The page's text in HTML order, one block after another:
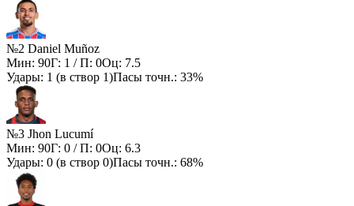
№2 Daniel Muñoz
Мин: 90Г: 1 / П: 0Оц: 7.5
Удары: 1 (в створ 1)Пасы точн.: 33%
№3 Jhon Lucumí
Мин: 90Г: 0 / П: 0Оц: 6.3
Удары: 0 (в створ 0)Пасы точн.: 68%